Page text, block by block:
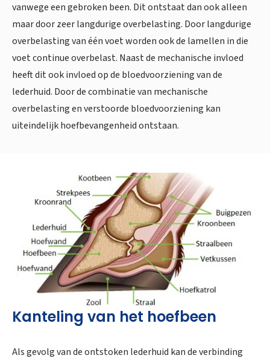
vanwege een gebroken been. Dit ontstaat dan ook alleen
maar door zeer langdurige overbelasting. Door langdurige
overbelasting van één voet worden ook de lamellen in die
voet continue overbelast. Naast de mechanische invloed
heeft dit ook invloed op de bloedvoorziening van de
lederhuid. Door de combinatie van mechanische
overbelasting en verstoorde bloedvoorziening kan
uiteindelijk hoefbevangenheid ontstaan.
Kanteling van het hoefbeen
Als gevolg van de ontstoken lederhuid kan de verbinding